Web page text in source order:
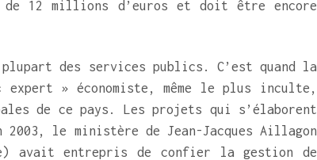
12 millions d’euros et doit être encore
des services publics. C’est quand la
» économiste, même le plus inculte,
de ce pays. Les projets qui s’élaborent
le ministère de Jean-Jacques Aillagon
avait entrepris de confier la gestion de